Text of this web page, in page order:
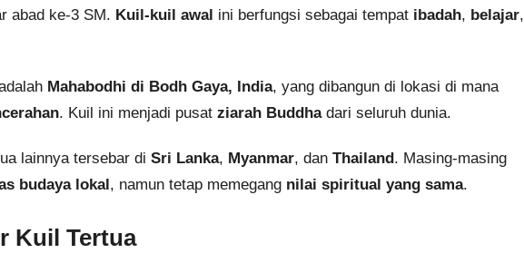
abad ke-3 SM. Kuil-kuil awal ini berfungsi sebagai tempat ibadah, belajar,
Mahabodhi di Bodh Gaya, India, yang dibangun di lokasi di mana
. Kuil ini menjadi pusat ziarah Buddhadari seluruh dunia.
lainnya tersebar di Sri Lanka, Myanmar, dan Thailand. Masing-masing
budaya lokal, namun tetap memegang nilai spiritual yang sama.
Kuil Tertua